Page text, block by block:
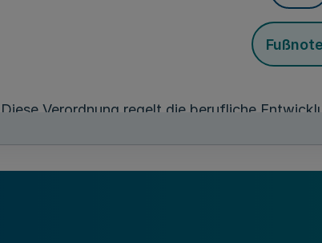
Diese Verordnung regelt die berufliche
die berufliche Entwicklung innerhalb der